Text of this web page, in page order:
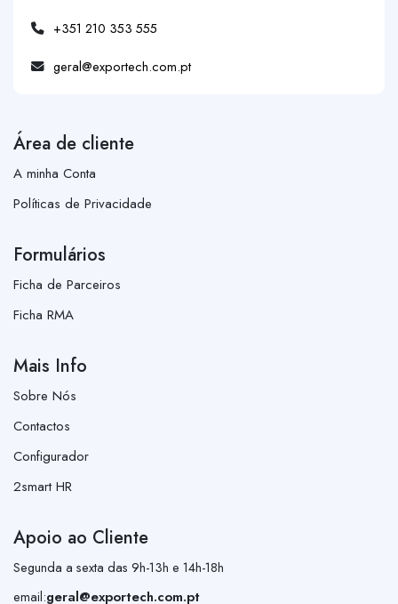
+351 210 353 555
geral@exportech.com.pt
Área de cliente
A minha Conta
Políticas de Privacidade
Formulários
Ficha de Parceiros
Ficha RMA
Mais Info
Sobre Nós
Contactos
Configurador
2smart HR
Apoio ao Cliente
Segunda a sexta das 9h-13h e 14h-18h
email:geral@exportech.com.pt